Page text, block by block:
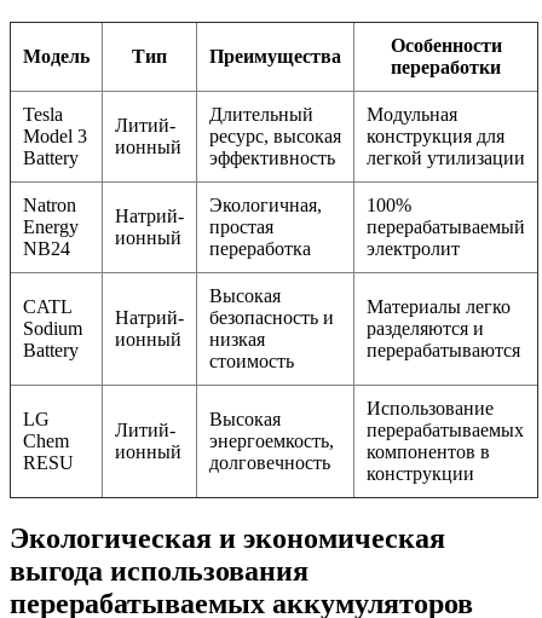
Модель Тип Преимущества
Особенности
переработки
Tesla
Model 3
Battery
Литий-
ионный
Длительный
ресурс, высокая
эффективность
Модульная
конструкция для
легкой утилизации
Natron
Energy
NB24
Натрий-
ионный
Экологичная,
простая
переработка
100%
перерабатываемый
электролит
CATL
Sodium
Battery
Натрий-
ионный
Высокая
безопасность и
низкая
стоимость
Материалы легко
разделяются и
перерабатываются
LG
Chem
RESU
Литий-
ионный
Высокая
энергоемкость,
долговечность
Использование
перерабатываемых
компонентов в
конструкции
Экологическая и экономическая
выгода использования
перерабатываемых аккумуляторов